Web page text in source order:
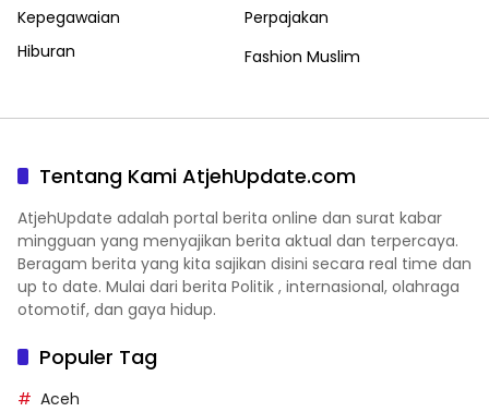
Kepegawaian
Perpajakan
Hiburan
Fashion Muslim
Tentang Kami AtjehUpdate.com
AtjehUpdate adalah portal berita online dan surat kabar
mingguan yang menyajikan berita aktual dan terpercaya.
Beragam berita yang kita sajikan disini secara real time dan
up to date. Mulai dari berita Politik , internasional, olahraga
otomotif, dan gaya hidup.
Populer Tag
Aceh